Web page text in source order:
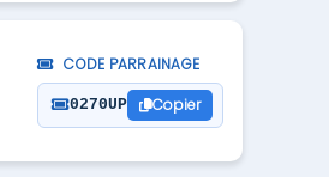
CODE PARRAINAGE
0270UP Copier